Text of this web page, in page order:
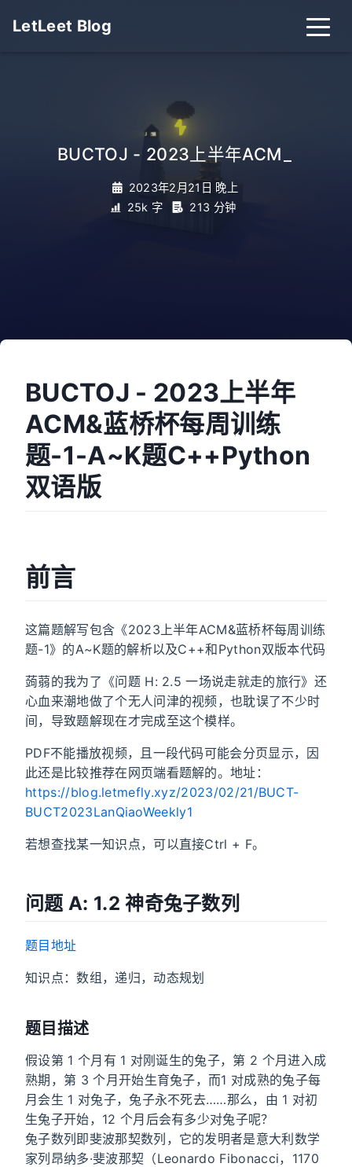
LetLeet Blog
BUCTOJ - 2023上半年ACM
2023年2月21日 晚上
25k 字
213 分钟
BUCTOJ - 2023上半年
ACM&蓝桥杯每周训练
题-1-A~K题C++Python
双语版
前言
这篇题解写包含《2023上半年ACM&蓝桥杯每周训练
题-1》的A~K题的解析以及C++和Python双版本代码
蒟蒻的我为了《问题 H: 2.5 一场说走就走的旅行》还
心血来潮地做了个无人问津的视频，也耽误了不少时
间，导致题解现在才完成至这个模样。
PDF不能播放视频，且一段代码可能会分页显示，因
此还是比较推荐在网页端看题解的。地址：
https://blog.letmefly.xyz/2023/02/21/BUCT-
BUCT2023LanQiaoWeekly1
若想查找某一知识点，可以直接Ctrl + F。
问题 A: 1.2 神奇兔子数列
题目地址
知识点：数组，递归，动态规划
题目描述
假设第 1 个月有 1 对刚诞生的兔子，第 2 个月进入成
熟期，第 3 个月开始生育兔子，而1 对成熟的兔子每
月会生 1 对兔子，兔子永不死去……那么，由 1 对初
生兔子开始，12 个月后会有多少对兔子呢？
兔子数列即斐波那契数列，它的发明者是意大利数学
家列昂纳多·斐波那契（Leonardo Fibonacci，1170